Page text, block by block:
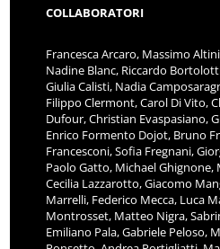
COLLABORATORI
Francesca Arcaro, Massimo
Nadine Blanc, Riccardo
Giulia Calisti, Nadia
Filippo Clermont, Carol Di Vito,
Dufour, Christian Evaspasiano,
Enrico Formento Dojot, Bruno
Francesconi, Sofia Fregnani,
Paolo Gatto, Michael Ghignone,
Cecilia Lazzarotto, Giacomo
Marrelli, Federico Mecca, Luca
Montrosset, Matteo Nigra,
Emiliano Pala, Gabriele Peloso,